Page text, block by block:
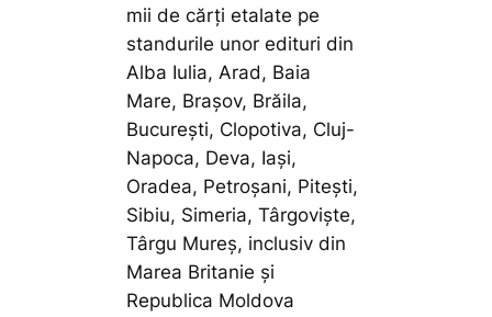
mii de cărți etalate pe
standurile unor edituri din
Alba Iulia, Arad, Baia
Mare, Brașov, Brăila,
București, Clopotiva, Cluj-
Napoca, Deva, Iași,
Oradea, Petroșani, Pitești,
Sibiu, Simeria, Târgoviște,
Târgu Mureș, inclusiv din
Marea Britanie și
Republica Moldova